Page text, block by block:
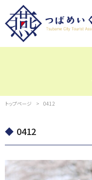
トップページ 0412
0412